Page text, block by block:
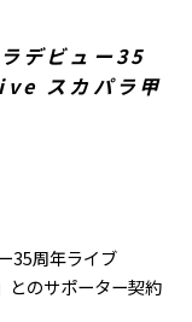
デビュー35
スカパラ甲
35周年ライブ
とのサポーター契約